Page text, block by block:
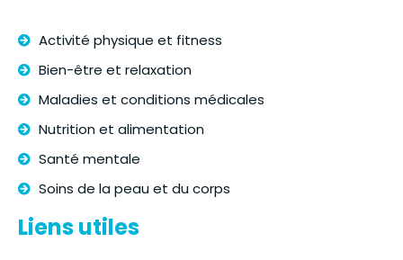
Activité physique et fitness
Bien-être et relaxation
Maladies et conditions médicales
Nutrition et alimentation
Santé mentale
Soins de la peau et du corps
Liens utiles